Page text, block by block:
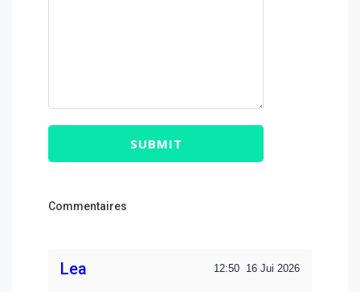
SUBMIT
Commentaires
16 Jui 2026
12:50
Lea